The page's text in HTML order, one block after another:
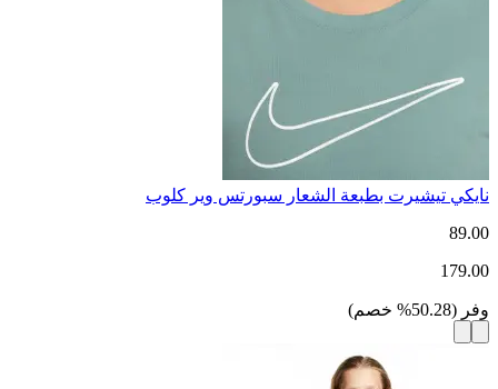
نايكي تيشيرت بطبعة الشعار سبورتس وير كلوب
89.00
179.00
وفر (
50.28
% خصم)